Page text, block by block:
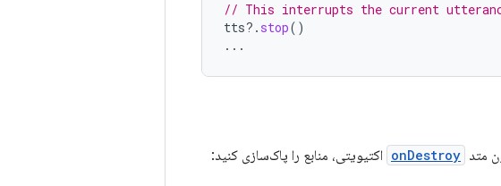
// This interrupts the current
tts?. stop()
...
متد onDestroy اکتیویتی، منابع را پاک‌سازی کنید: